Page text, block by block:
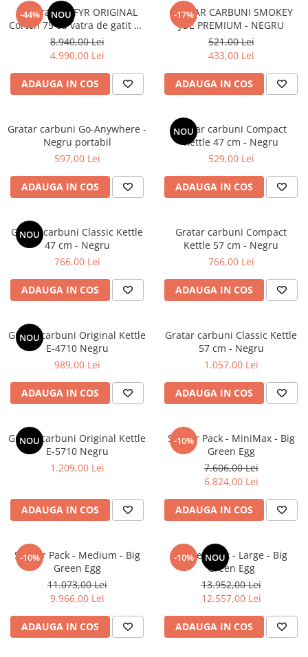
ACCESORII COSURI DE FUM
Palarii cos de fum
USTENSILE CURATARE COS FUM
PELEȚI
FOCARE / TERMOFOCARE PELEȚI
SOBE DE GATIT PE PELETI
CENTRALE PE PELETI
TUBULATURA EVACUARE PELETI
- SEMINEE / SOBE
TUBULATURA PREMIUM PELETI
FI100 - SEMINEE / SOBE
SEMINEE DECORATIVE
SEMINEE ELECTRICE
BIO ȘEMINEE
BIOSEMINEE MOBILE
BIOSEMINEE DE PERETE
BIOSEMINEE TIP PORTAL
SEMINEE & VETRE EXTERIOR
ȘEMINEE PE GAZ
FOCARE PE GAZ STANDARD
FOCARE PE GAZ PREMIUM
MATERIALE DE CONSTRUCȚII
SILICAT DE CALCIU - PLĂCI PENTRU
BURLANE DE OTEL PREMIUM
Burlane fi 120
Burlane fi 130
Burlane fi 160
-44% NOU
Set Gratar OFYR ORIGINAL
Corten 75 cu vatra de gatit pe
lemne + Gratar + Opritor
alimente + Husa + Racleta
8.940,00 Lei
4.990,00 Lei
ADAUGA IN COS
-17%
GRATAR CARBUNI SMOKEY
JOE PREMIUM - NEGRU
521,00 Lei
433,00 Lei
ADAUGA IN COS
Gratar carbuni Go-Anywhere -
Negru portabil
597,00 Lei
ADAUGA IN COS
NOU
Gratar carbuni Compact
Kettle 47 cm - Negru
529,00 Lei
ADAUGA IN COS
NOU
Gratar carbuni Classic Kettle
47 cm - Negru
766,00 Lei
ADAUGA IN COS
Gratar carbuni Compact
Kettle 57 cm - Negru
766,00 Lei
ADAUGA IN COS
NOU
Gratar carbuni Original Kettle
E-4710 Negru
989,00 Lei
ADAUGA IN COS
Gratar carbuni Classic Kettle
57 cm - Negru
1.057,00 Lei
ADAUGA IN COS
NOU
Gratar carbuni Original Kettle
E-5710 Negru
1.209,00 Lei
ADAUGA IN COS
-10%
Starter Pack - MiniMax - Big
Green Egg
7.606,00 Lei
6.824,00 Lei
ADAUGA IN COS
-10%
Starter Pack - Medium - Big
Green Egg
11.073,00 Lei
9.966,00 Lei
ADAUGA IN COS
-10% NOU
Starter Pack - Large - Big
Green Egg
13.952,00 Lei
12.557,00 Lei
ADAUGA IN COS